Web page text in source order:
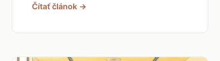
Čítať článok →